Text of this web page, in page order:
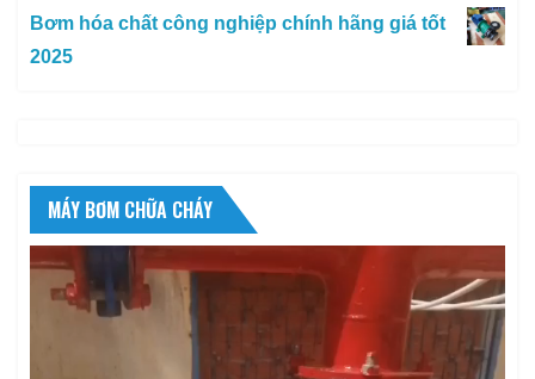
Bơm hóa chất công nghiệp chính hãng giá tốt
2025
MÁY BƠM CHỮA CHÁY
Trình
chơi